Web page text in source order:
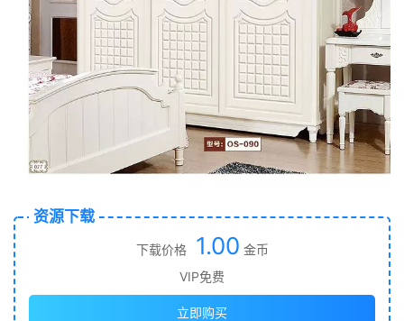
资源下载
下载价格 1.00 金币
VIP免费
立即购买